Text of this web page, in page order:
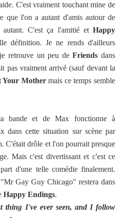
C'est vraiment touchant mine de
que l'on a autant d'amis autour de
C'est ça l'amitié et Happy
définition. Je ne rends d'ailleurs
retrouve un peu deFriends dans
pas vraiment arrivé (sauf devant la
Your Mothermais ce temps semble
bande et de Max fonctionne à
dans cette situation sur scène par
C'était drôle et l'on pourrait presque
Mais c'est divertissant et c'est ce
d'une telle comédie finalement.
Gay Guy Chicago" restera dans
Happy Endings.
thing I've ever seen, and I follow